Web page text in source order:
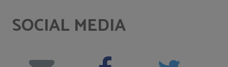
SOCIAL MEDIA